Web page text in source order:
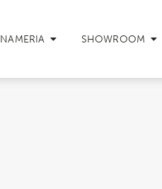
SHOWROOM